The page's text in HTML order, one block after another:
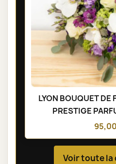
LYON BOUQUET DE
PRESTIGE
Voir toute